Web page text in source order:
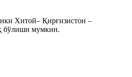
Хитой– Қирғизистон –
бўлиши мумкин.